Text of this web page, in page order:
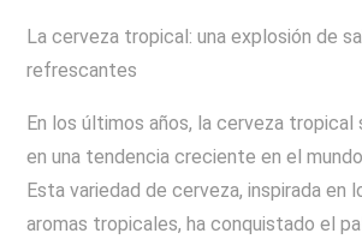
La cerveza tropical: una explosión de
refrescantes
En los últimos años, la cerveza tropical
en una tendencia creciente en el
Esta variedad de cerveza, inspirada en
aromas tropicales, ha conquistado el